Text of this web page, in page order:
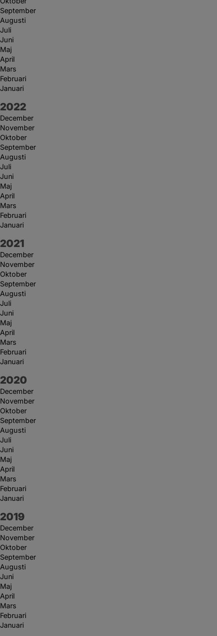
September
Augusti
Juli
Juni
Maj
April
Mars
Februari
Januari
År:
2022
December
November
Oktober
September
Augusti
Juli
Juni
Maj
April
Mars
Februari
Januari
År:
2021
December
November
Oktober
September
Augusti
Juli
Juni
Maj
April
Mars
Februari
Januari
År:
2020
December
November
Oktober
September
Augusti
Juli
Juni
Maj
April
Mars
Februari
Januari
År:
2019
December
November
Oktober
September
Augusti
Juni
Maj
April
Mars
Februari
Januari